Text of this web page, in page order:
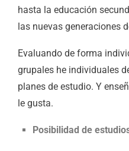
hasta la educación
las nuevas generaciones
Evaluando de forma
grupales he individuales
planes de estudio. Y
le gusta.
Posibilidad de